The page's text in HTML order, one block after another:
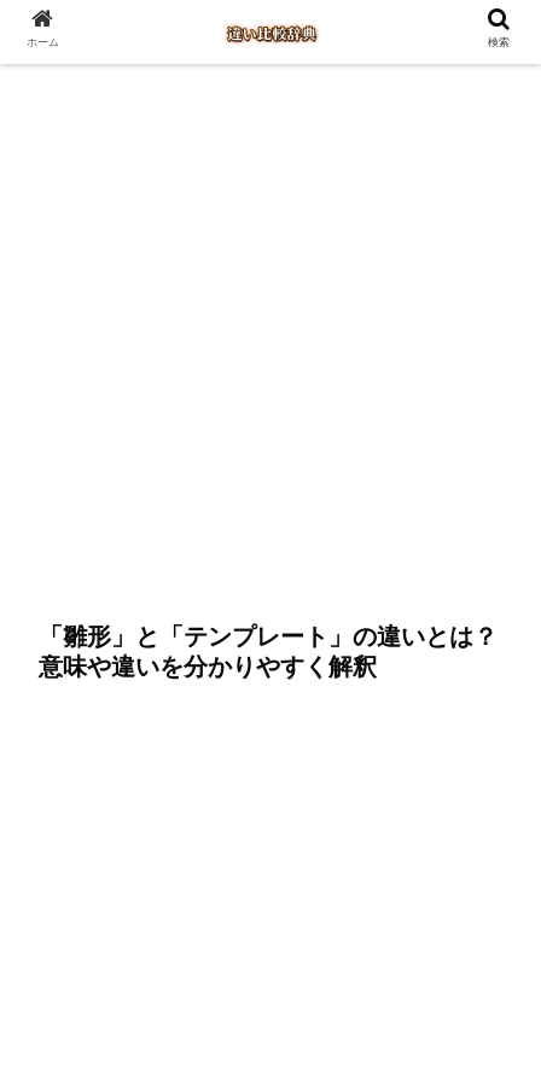
「雛形」と「テンプレート」の違いとは？
意味や違いを分かりやすく解釈
ホーム 検索